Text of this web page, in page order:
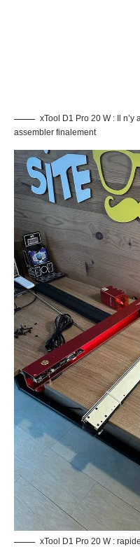
Le premier essai avec le
agréablement surpris.
Rien de très particulier à
souhaitez intégralement le
officielle ci-dessous :